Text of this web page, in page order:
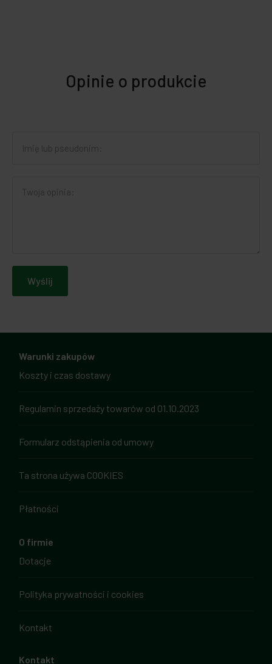
Opinie o produkcie
Wyślij
Warunki zakupów
Koszty i czas dostawy
Regulamin sprzedaży towarów od 01.10.2023
Formularz odstąpienia od umowy
Ta strona używa COOKIES
Płatności
O firmie
Dotacje
Polityka prywatności i cookies
Kontakt
Kontakt